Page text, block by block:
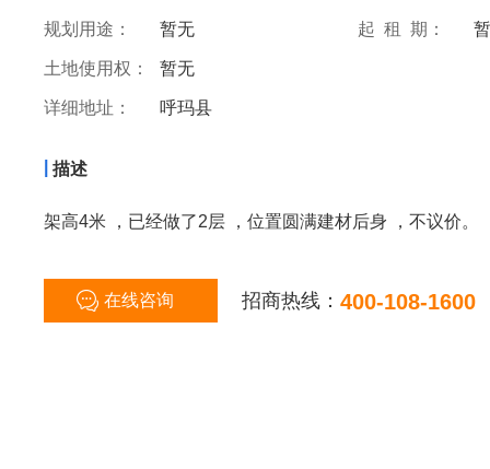
规划用途： 暂无 起 租 期：
土地使用权： 暂无
详细地址： 呼玛县
描述
架高4米 ，已经做了2层 ，位置圆满建材后身 ，不议价。
在线咨询 招商热线： 400-108-1600